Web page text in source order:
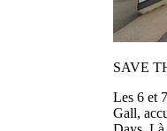
SAVE
Les 6 et
Gall,